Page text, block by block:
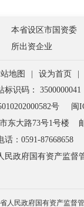
本省设区市国资委
所出资企业
地图 设为首页
标识码： 3500000041
号
闽
东大路73号1号楼
话：0591-87668658
民政府国有资产监督
人民政府国有资产监督